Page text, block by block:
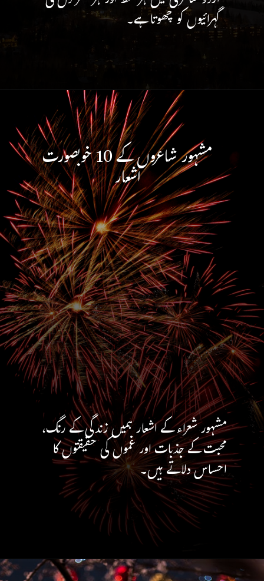
گہرائیوں کو چھوتا ہے۔
مشہور شاعروں کے 10 خوبصورت اشعار
مشہور شعراء کے اشعار ہمیں زندگی کے رنگ،
محبت کے جذبات اور غموں کی حقیقتوں کا
احساس دلاتے ہیں۔